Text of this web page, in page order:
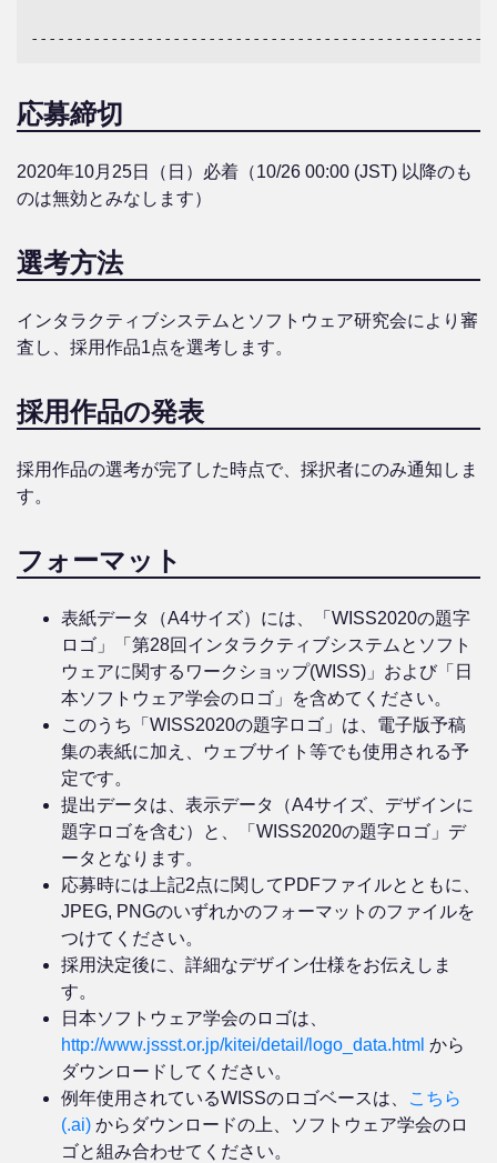
応募締切
2020年10月25日（日）必着（10/26 00:00 (JST) 以降のも
のは無効とみなします）
選考方法
インタラクティブシステムとソフトウェア研究会により審
査し、採用作品1点を選考します。
採用作品の発表
採用作品の選考が完了した時点で、採択者にのみ通知しま
す。
フォーマット
表紙データ（A4サイズ）には、「WISS2020の題字
ロゴ」「第28回インタラクティブシステムとソフト
ウェアに関するワークショップ(WISS)」および「日
本ソフトウェア学会のロゴ」を含めてください。
このうち「WISS2020の題字ロゴ」は、電子版予稿
集の表紙に加え、ウェブサイト等でも使用される予
定です。
提出データは、表示データ（A4サイズ、デザインに
題字ロゴを含む）と、「WISS2020の題字ロゴ」デ
ータとなります。
応募時には上記2点に関してPDFファイルとともに、
JPEG, PNGのいずれかのフォーマットのファイルを
つけてください。
採用決定後に、詳細なデザイン仕様をお伝えしま
す。
日本ソフトウェア学会のロゴは、
http://www.jssst.or.jp/kitei/detail/logo_data.html から
ダウンロードしてください。
例年使用されているWISSのロゴベースは、
こちら
(.ai) からダウンロードの上、ソフトウェア学会のロ
ゴと組み合わせてください。